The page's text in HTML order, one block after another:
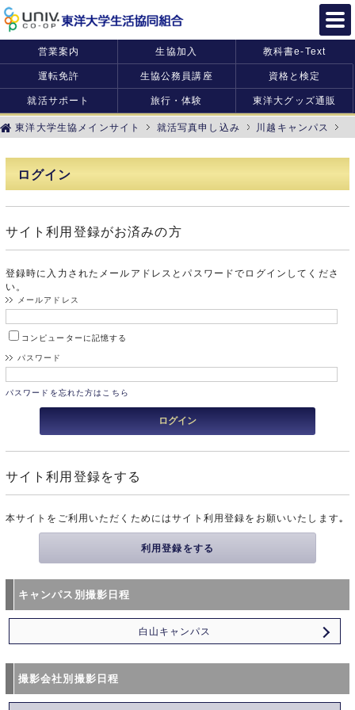
営業案内 生協加入 教科書e-Text
運転免許 生協公務員講座 資格と検定
就活サポート 旅行・体験 東洋大グッズ通販
東洋大学生協メインサイト 就活写真申し込み 川越キャンパス
ログイン
サイト利用登録がお済みの方
登録時に入力されたメールアドレスとパスワードでログインしてくださ
い。
メールアドレス
コンピューターに記憶する
パスワード
パスワードを忘れた方はこちら
サイト利用登録をする
本サイトをご利用いただくためにはサイト利用登録をお願いいたします｡
利用登録をする
キャンパス別撮影日程
白山キャンパス
撮影会社別撮影日程